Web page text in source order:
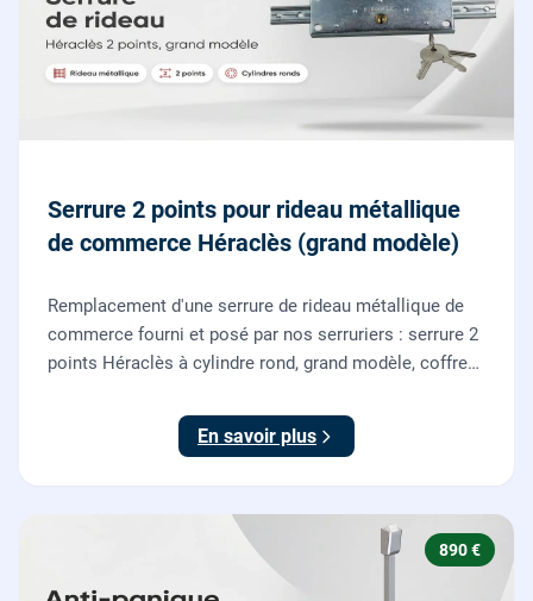
Serrure 2 points pour rideau métallique
de commerce Héraclès (grand modèle)
Remplacement d'une serrure de rideau métallique de
commerce fourni et posé par nos serruriers : serrure 2
points Héraclès à cylindre rond, grand modèle, coffre
des deux points de verrouillage.
En savoir plus
890 €